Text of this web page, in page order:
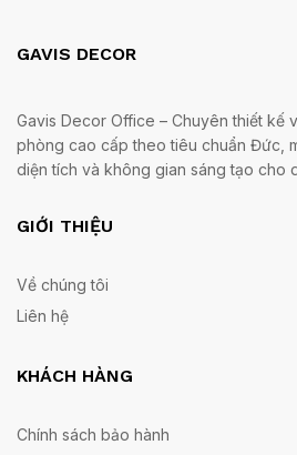
GAVIS DECOR
Gavis Decor Office – Chuyên thiết kế
phòng cao cấp theo tiêu chuẩn Đức,
diện tích và không gian sáng tạo cho
GIỚI THIỆU
Về chúng tôi
Liên hệ
KHÁCH HÀNG
Chính sách bảo hành